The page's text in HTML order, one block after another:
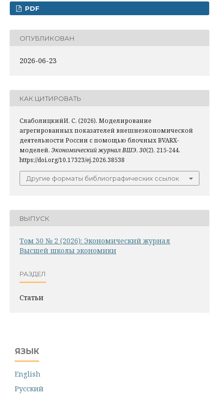
PDF
ОПУБЛИКОВАН
2026-06-23
КАК ЦИТИРОВАТЬ
СлаболицкийИ. С. (2026). Моделирование
агрегированных показателей внешнеэкономической
деятельности России с помощью блочных BVARX-
моделей. Экономический журнал ВШЭ, 30(2), 215-244.
https://doi.org/10.17323/ej.2026.38538
Другие форматы библиографических ссылок
ВЫПУСК
Том 30 № 2 (2026): Экономический журнал
Высшей школы экономики
РАЗДЕЛ
Статьи
ЯЗЫК
English
Русский